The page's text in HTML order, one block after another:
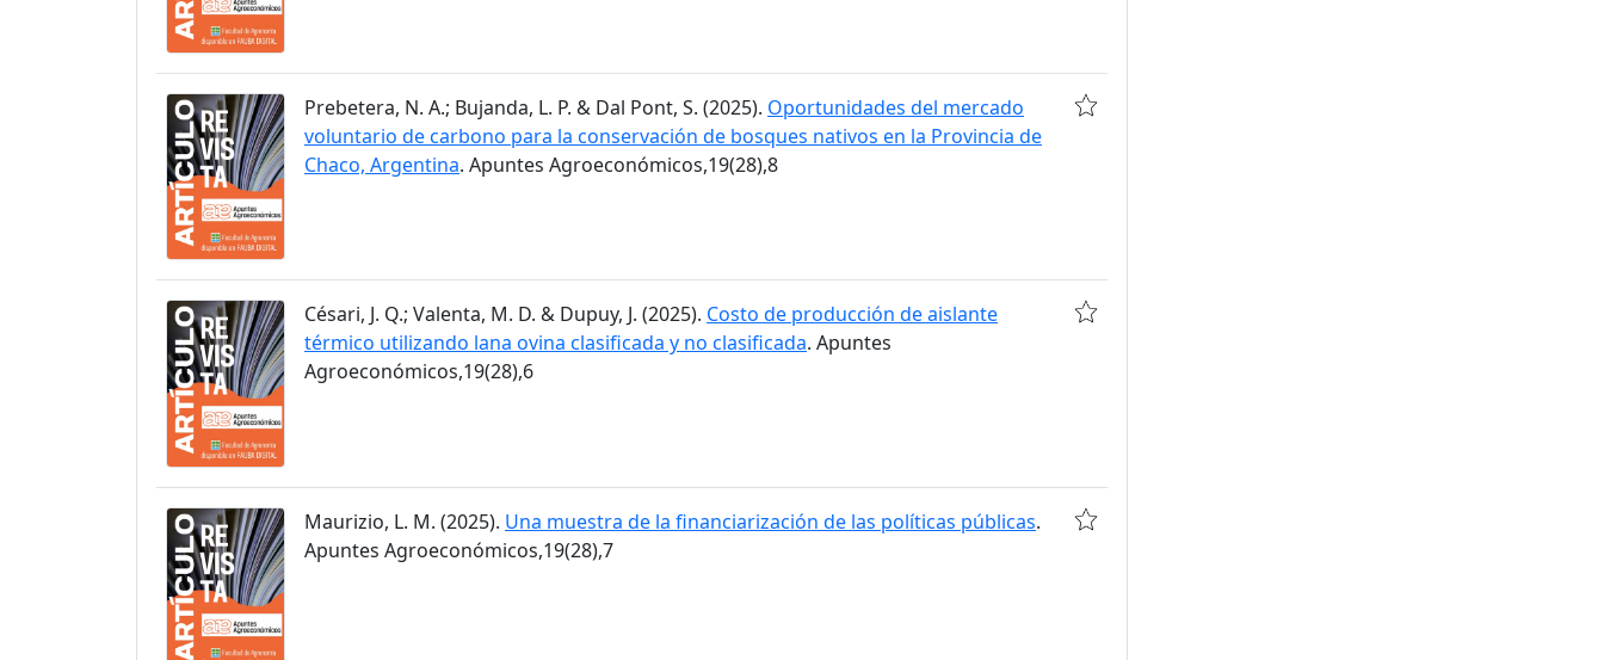
Prebetera, N. A.; Bujanda, L. P. & Dal Pont, S. (2025). Oportunidades del mercado
voluntario de carbono para la conservación de bosques nativos en la Provincia de
Chaco, Argentina. Apuntes Agroeconómicos,19(28),8
Césari, J. Q.; Valenta, M. D. & Dupuy, J. (2025). Costo de producción de aislante
térmico utilizando lana ovina clasificada y no clasificada. Apuntes
Agroeconómicos,19(28),6
Maurizio, L. M. (2025). Una muestra de la financiarización de las políticas públicas.
Apuntes Agroeconómicos,19(28),7